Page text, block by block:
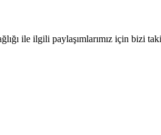
ile ilgili paylaşımlarımız için bizi